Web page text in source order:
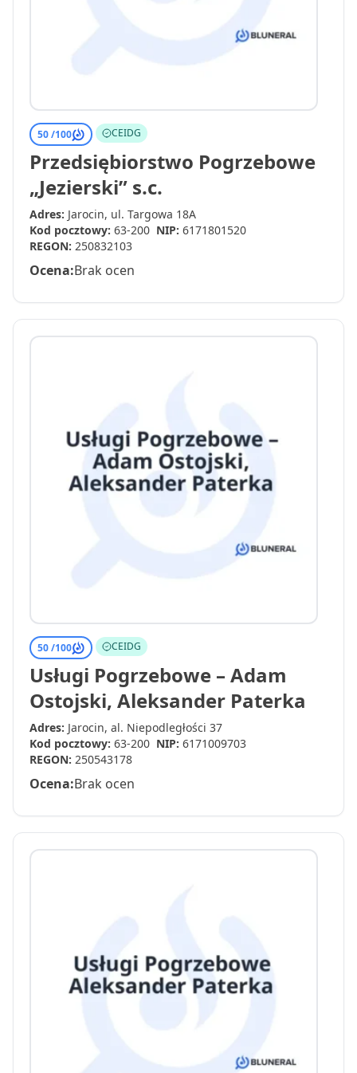
50 /100 CEIDG
Przedsiębiorstwo Pogrzebowe
„Jezierski” s.c.
Adres: Jarocin, ul. Targowa 18A
Kod pocztowy: 63-200 NIP: 6171801520
REGON: 250832103
Ocena:Brak ocen
50 /100 CEIDG
Usługi Pogrzebowe – Adam
Ostojski, Aleksander Paterka
Adres: Jarocin, al. Niepodległości 37
Kod pocztowy: 63-200 NIP: 6171009703
REGON: 250543178
Ocena:Brak ocen